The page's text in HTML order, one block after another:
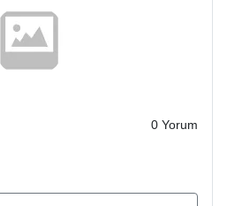
0 Yorum